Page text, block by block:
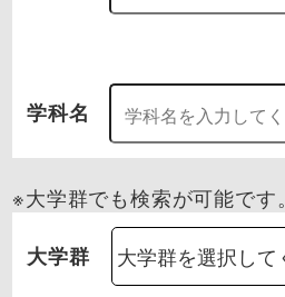
学科名
※大学群でも検索が可能です。
大学群